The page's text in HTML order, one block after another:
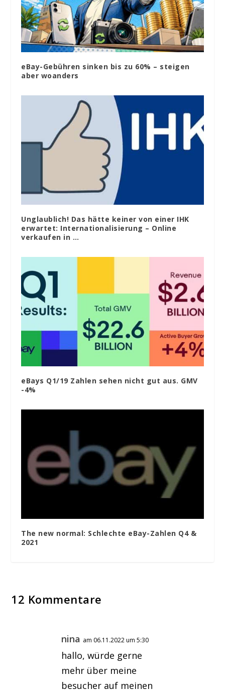
eBay-Gebühren sinken bis zu 60% – steigen
aber woanders
Unglaublich! Das hätte keiner von einer IHK
erwartet: Internationalisierung – Online
verkaufen in …
eBays Q1/19 Zahlen sehen nicht gut aus. GMV
-4%
The new normal: Schlechte eBay-Zahlen Q4 &
2021
12 Kommentare
nina am 06.11.2022 um 5:30
hallo, würde gerne
mehr über meine
besucher auf meinen